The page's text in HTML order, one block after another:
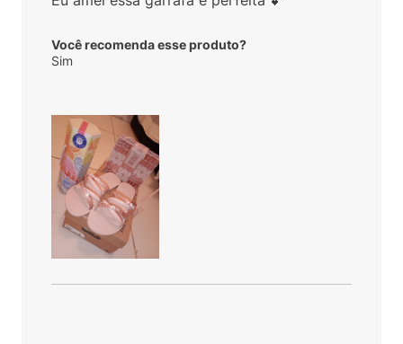
Você recomenda esse produto?
Sim